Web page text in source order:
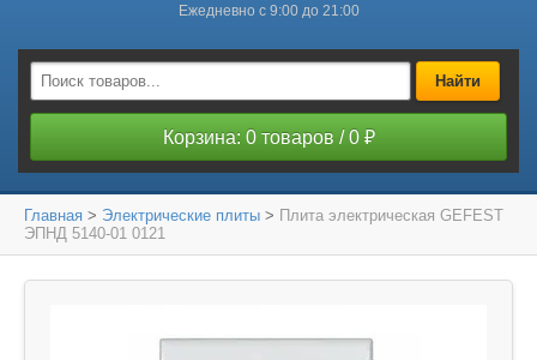
Ежедневно с 9:00 до 21:00
Найти
Корзина: 0 товаров / 0 ₽
Главная > Электрические плиты > Плита электрическая GEFEST
ЭПНД 5140-01 0121